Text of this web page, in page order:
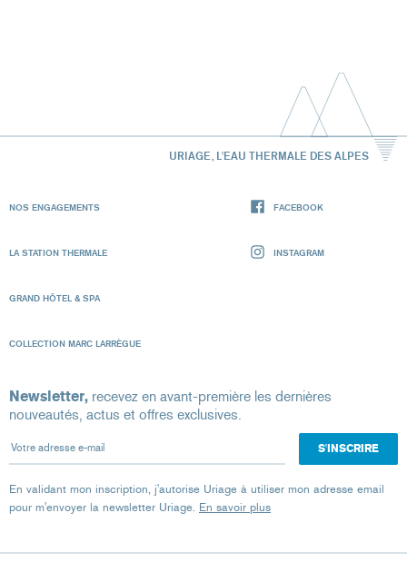
URIAGE, L'EAU THERMALE DES ALPES
NOS ENGAGEMENTS
LA STATION THERMALE
GRAND HÔTEL & SPA
COLLECTION MARC LARRÈGUE
FACEBOOK
INSTAGRAM
Newsletter, recevez en avant-première les dernières
nouveautés, actus et offres exclusives.
Votre adresse e-mail
En validant mon inscription, j'autorise Uriage à utiliser mon adresse email
pour m'envoyer la newsletter Uriage. En savoir plus